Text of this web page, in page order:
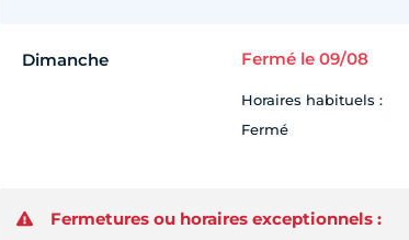
Dimanche Fermé le 09/08
Horaires habituels :
Fermé
Fermetures ou horaires exceptionnels :